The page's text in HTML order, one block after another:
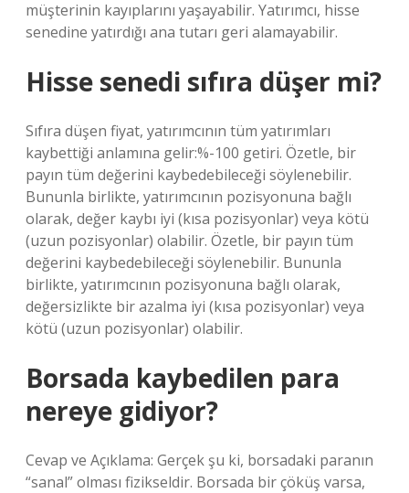
müşterinin kayıplarını yaşayabilir. Yatırımcı, hisse
senedine yatırdığı ana tutarı geri alamayabilir.
Hisse senedi sıfıra düşer mi?
Sıfıra düşen fiyat, yatırımcının tüm yatırımları
kaybettiği anlamına gelir:%-100 getiri. Özetle, bir
payın tüm değerini kaybedebileceği söylenebilir.
Bununla birlikte, yatırımcının pozisyonuna bağlı
olarak, değer kaybı iyi (kısa pozisyonlar) veya kötü
(uzun pozisyonlar) olabilir. Özetle, bir payın tüm
değerini kaybedebileceği söylenebilir. Bununla
birlikte, yatırımcının pozisyonuna bağlı olarak,
değersizlikte bir azalma iyi (kısa pozisyonlar) veya
kötü (uzun pozisyonlar) olabilir.
Borsada kaybedilen para
nereye gidiyor?
Cevap ve Açıklama: Gerçek şu ki, borsadaki paranın
“sanal” olması fizikseldir. Borsada bir çöküş varsa,